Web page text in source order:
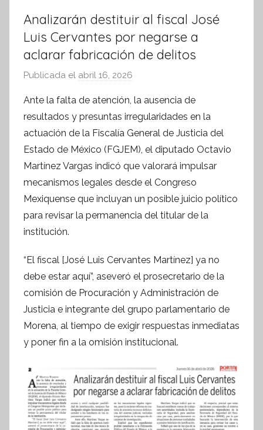
Analizarán destituir al fiscal José
Luis Cervantes por negarse a
aclarar fabricación de delitos
Publicada el abril 16, 2026
r
S
í
n
t
e
s
i
n
f
o
m
a
i
v
a
Ante la falta de atención, la ausencia de
resultados y presuntas irregularidades en la
actuación de la Fiscalía General de Justicia del
Estado de México (FGJEM), el diputado Octavio
Martínez Vargas indicó que valorará impulsar
mecanismos legales desde el Congreso
Mexiquense que incluyan un posible juicio político
para revisar la permanencia del titular de la
institución.
“El fiscal [José Luis Cervantes Martínez] ya no
debe estar aquí”, aseveró el prosecretario de la
comisión de Procuración y Administración de
Justicia e integrante del grupo parlamentario de
Morena, al tiempo de exigir respuestas inmediatas
y poner fin a la omisión institucional.